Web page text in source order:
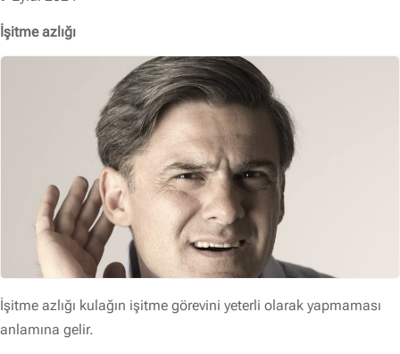
İşitme azlığı
İşitme azlığı kulağın işitme görevini yeterli olarak yapmaması
anlamına gelir.